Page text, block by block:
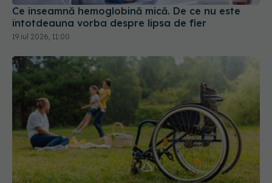
Ce înseamnă hemoglobină mică. De ce nu este
întotdeauna vorba despre lipsa de fier
19 iul 2026, 11:00